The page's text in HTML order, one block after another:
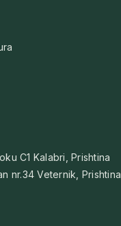
C1 Kalabri, Prishtina
nr.34 Veternik, Prishtina